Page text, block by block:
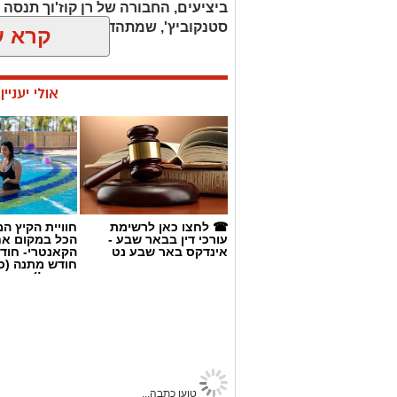
ומהמסדרון בדרך לחדר ההלבשה. אבל
להסתפק בלראות את המשחק מהטלוויזיה.
מעידה חד-פעמית. זו תחושה שמלווה את
שמועדון שמביא הישגים, שמייצג את
בכדורגל הישראלי, עדיין לא זוכה ליחס
ביציעים, החבורה של רן קוז'וך
סטנקוביץ', שמתהדרת במוחמד אבו
קרא
אולי
☎ לחצו כאן לרשימת
עורכי דין בבאר שבע -
אינדקס באר שבע נט
חוויית הקיץ
הכל במקום
הקאנטרי-
חודש מתנה
החגים!)
באר שבע נט